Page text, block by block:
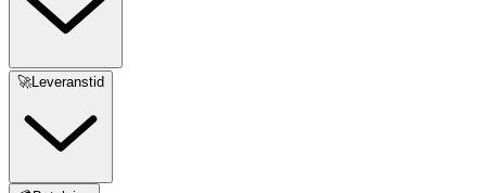
🚀Leveranstid